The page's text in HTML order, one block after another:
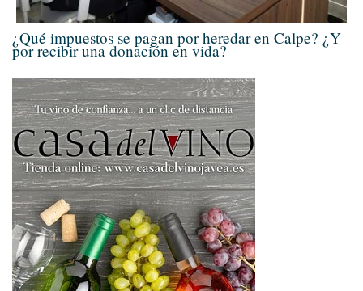
¿Qué impuestos se pagan por heredar en Calpe? ¿Y
por recibir una donación en vida?